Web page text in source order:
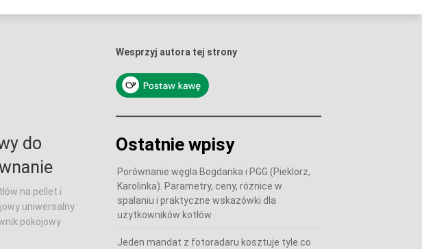
do
na pellet i
uniwersalny
pokojowy
Wesprzyj autora tej strony
Ostatnie wpisy
Porównanie węgla Bogdanka i PGG (Pieklorz,
Karolinka). Parametry, ceny, różnice w
spalaniu i praktyczne wskazówki dla
użytkowników kotłów
Jeden mandat z fotoradaru kosztuje tyle co